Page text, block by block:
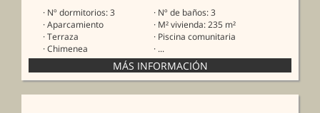
· Nº dormitorios: 3
· Nº de baños: 3
· Aparcamiento
· M² vivienda: 235 m²
· Terraza
· Piscina comunitaria
· Chimenea
· ...